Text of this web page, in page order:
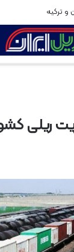
و ترکیه
ریلی